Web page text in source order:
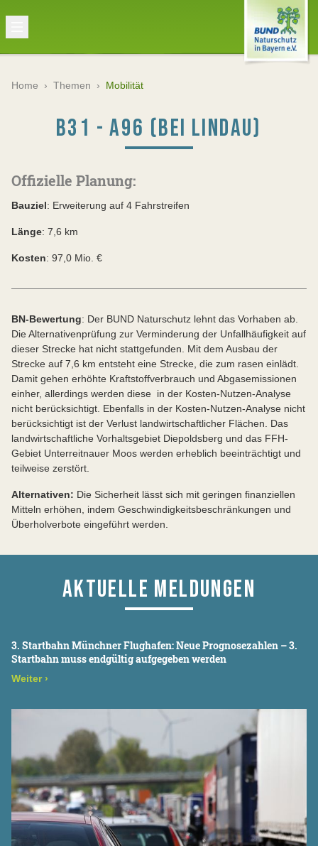
Home › Themen › Mobilität
B31 - A96 (BEI LINDAU)
Offizielle Planung:
Bauziel: Erweiterung auf 4 Fahrstreifen
Länge: 7,6 km
Kosten: 97,0 Mio. €
BN-Bewertung: Der BUND Naturschutz lehnt das Vorhaben ab.
Die Alternativenprüfung zur Verminderung der Unfallhäufigkeit auf
dieser Strecke hat nicht stattgefunden. Mit dem Ausbau der
Strecke auf 7,6 km entsteht eine Strecke, die zum rasen einlädt.
Damit gehen erhöhte Kraftstoffverbrauch und Abgasemissionen
einher, allerdings werden diese in der Kosten-Nutzen-Analyse
nicht berücksichtigt. Ebenfalls in der Kosten-Nutzen-Analyse nicht
berücksichtigt ist der Verlust landwirtschaftlicher Flächen. Das
landwirtschaftliche Vorhaltsgebiet Diepoldsberg und das FFH-
Gebiet Unterreitnauer Moos werden erheblich beeinträchtigt und
teilweise zerstört.
Alternativen: Die Sicherheit lässt sich mit geringen finanziellen
Mitteln erhöhen, indem Geschwindigkeitsbeschränkungen und
Überholverbote eingeführt werden.
AKTUELLE MELDUNGEN
3. Startbahn Münchner Flughafen: Neue Prognosezahlen – 3.
Startbahn muss endgültig aufgegeben werden
Weiter ›